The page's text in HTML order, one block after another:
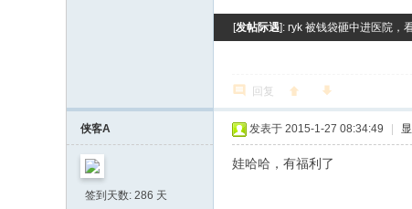
[发帖际遇]: ryk 被钱袋砸中进医院，
回复
侠客A
签到天数: 286 天
发表于 2015-1-27 08:34:49
娃哈哈，有福利了